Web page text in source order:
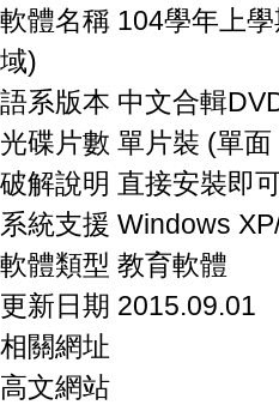
軟體名稱 104學年上
域)
語系版本 中文合輯
光碟片數 單片裝 (單
破解說明 直接安裝即
系統支援 Windows
軟體類型 教育軟體
更新日期 2015.09.01
相關網址
高文網站